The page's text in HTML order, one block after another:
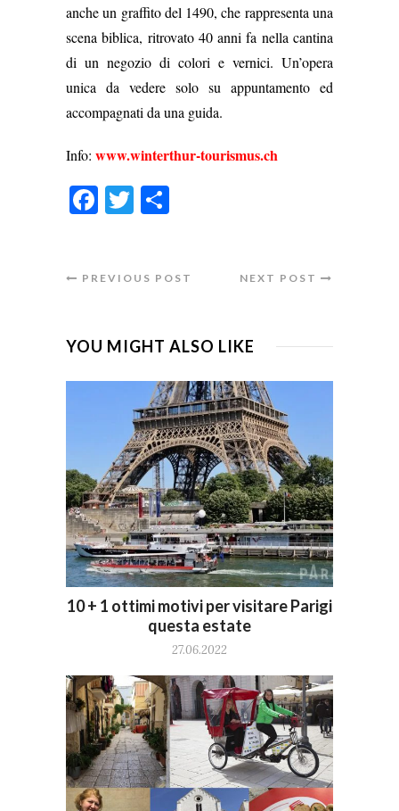
anche un graffito del 1490, che rappresenta una
scena biblica, ritrovato 40 anni fa nella cantina
di un negozio di colori e vernici. Un’opera
unica da vedere solo su appuntamento ed
accompagnati da una guida.
Info: www.winterthur-tourismus.ch
Facebook
Twitter
PREVIOUS POST NEXT POST
YOU MIGHT ALSO LIKE
10 + 1 ottimi motivi per visitare Parigi
questa estate
27.06.2022